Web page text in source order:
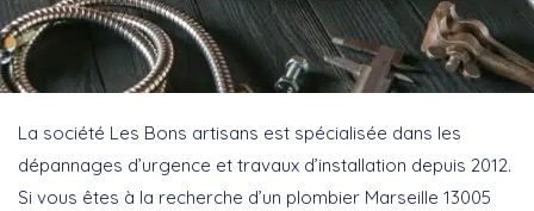
La société Les Bons artisans est spécialisée dans les
dépannages d’urgence et travaux d’installation depuis 2012.
Si vous êtes à la recherche d’un plombier Marseille 13005